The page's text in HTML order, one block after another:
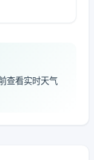
查看实时天气